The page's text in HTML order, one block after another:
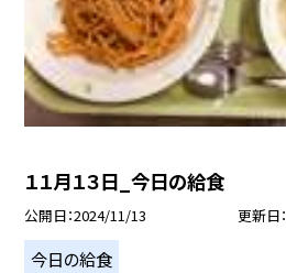
１１月１３日_今日の給食
公開日 2024/11/13 更新日
今日の給食